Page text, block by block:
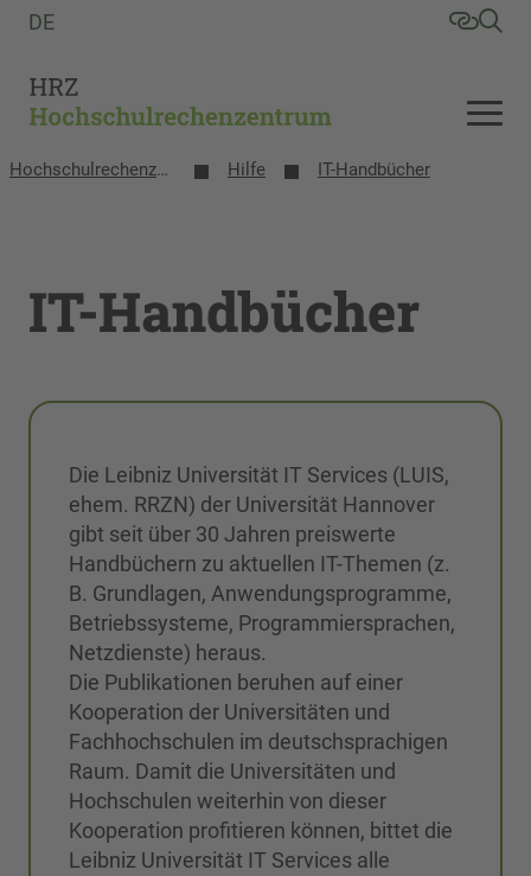
DE
Hochschulrechenzentrum Hilfe IT-Handbücher
IT-Handbücher
Die Leibniz Universität IT Services (LUIS,
ehem. RRZN) der Universität Hannover
gibt seit über 30 Jahren preiswerte
Handbüchern zu aktuellen IT-Themen (z.
B. Grundlagen, Anwendungsprogramme,
Betriebssysteme, Programmiersprachen,
Netzdienste) heraus.
Die Publikationen beruhen auf einer
Kooperation der Universitäten und
Fachhochschulen im deutschsprachigen
Raum. Damit die Universitäten und
Hochschulen weiterhin von dieser
Kooperation profitieren können, bittet die
Leibniz Universität IT Services alle